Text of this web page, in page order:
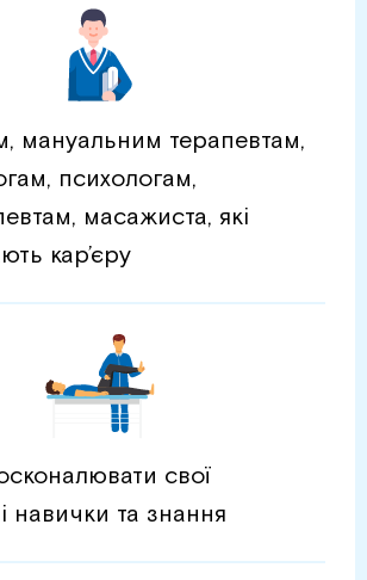
мануальним терапевтам,
психологам,
масажиста, які
кар’єру
свої
навички та знання